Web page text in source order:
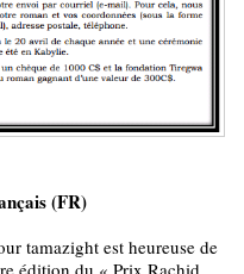
(FR)
tamazight est heureuse de